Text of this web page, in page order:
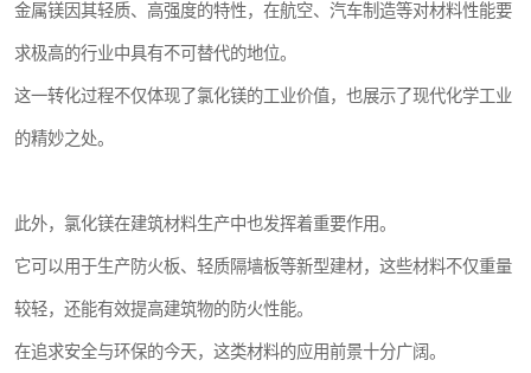
金属镁因其轻质、高强度的特性，在航空、汽车制造等对材料性能要
求极高的行业中具有不可替代的地位。
这一转化过程不仅体现了氯化镁的工业价值，也展示了现代化学工业
的精妙之处。
此外，氯化镁在建筑材料生产中也发挥着重要作用。
它可以用于生产防火板、轻质隔墙板等新型建材，这些材料不仅重量
较轻，还能有效提高建筑物的防火性能。
在追求安全与环保的今天，这类材料的应用前景十分广阔。